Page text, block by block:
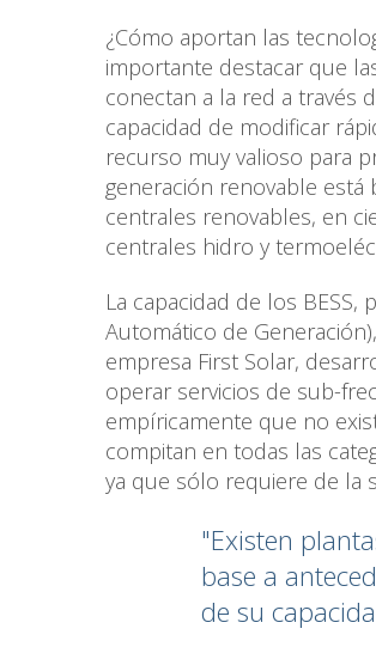
¿Cómo aportan las
importante destacar que
conectan a la red a través
capacidad de modificar
recurso muy valioso para
generación renovable está
centrales renovables, en
centrales hidro y
La capacidad de los
Automático de
empresa First Solar,
operar servicios de sub-
empíricamente que no
compitan en todas las
ya que sólo requiere de la
"Existen
base a
de su